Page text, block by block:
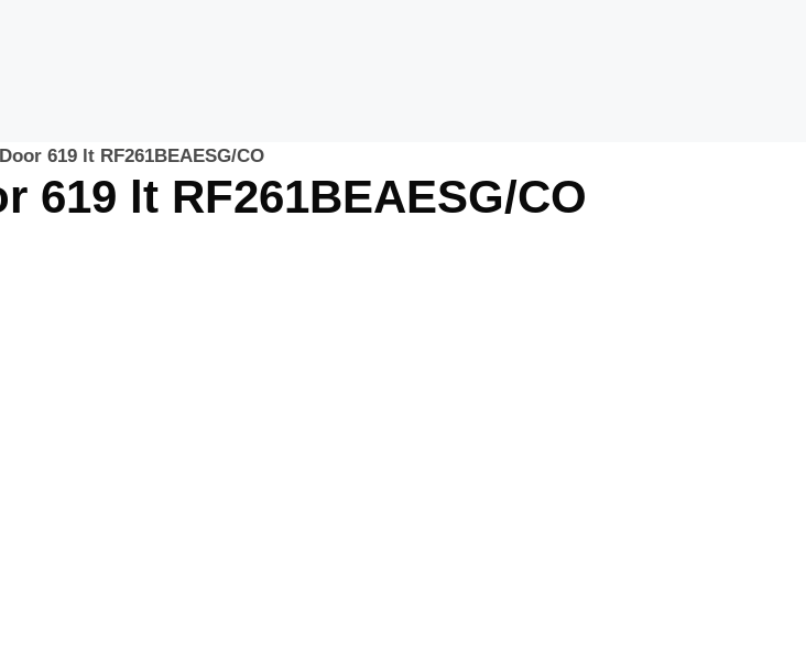
619 lt RF261BEAESG/CO
619 lt RF261BEAESG/CO